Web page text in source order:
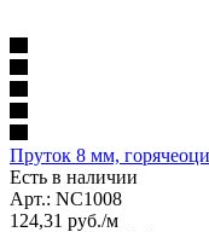
Пруток 8 мм,
Есть в наличии
Арт.: NC1008
124,31 руб./м